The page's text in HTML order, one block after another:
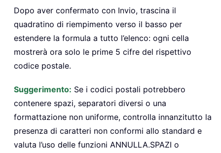
Dopo aver confermato con Invio, trascina il
quadratino di riempimento verso il basso per
estendere la formula a tutto l’elenco: ogni cella
mostrerà ora solo le prime 5 cifre del rispettivo
codice postale.
Suggerimento: Se i codici postali potrebbero
contenere spazi, separatori diversi o una
formattazione non uniforme, controlla innanzitutto la
presenza di caratteri non conformi allo standard e
valuta l’uso delle funzioni ANNULLA.SPAZI o